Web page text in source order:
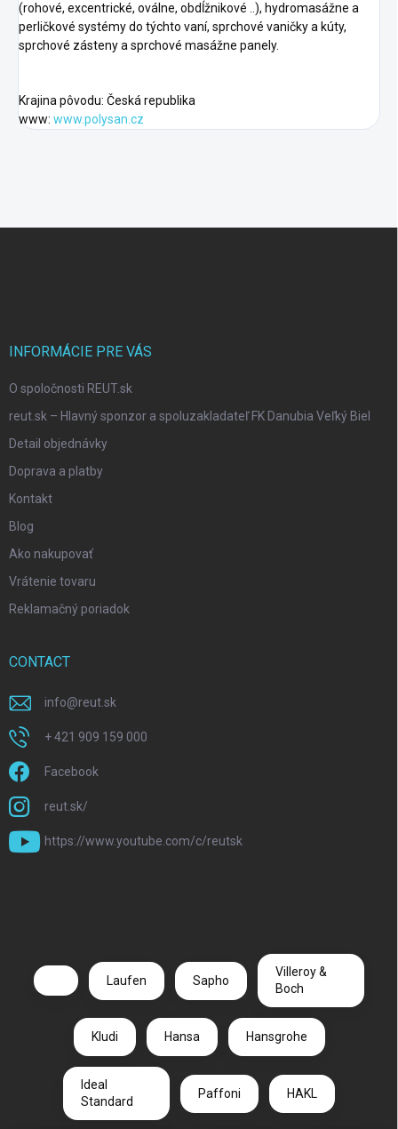
(rohové, excentrické, oválne, obdĺžnikové ..), hydromasážne a
perličkové systémy do týchto vaní, sprchové vaničky a kúty,
sprchové zásteny a sprchové masážne panely.
Krajina pôvodu: Česká republika
www: www.polysan.cz
INFORMÁCIE PRE VÁS
O spoločnosti REUT.sk
reut.sk – Hlavný sponzor a spoluzakladateľ FK Danubia Veľký Biel
Detail objednávky
Doprava a platby
Kontakt
Blog
Ako nakupovať
Vrátenie tovaru
Reklamačný poriadok
CONTACT
info@reut.sk
+ 421 909 159 000
Facebook
reut.sk/
https://www.youtube.com/c/reutsk
Laufen Sapho
Villeroy &
Boch
Kludi Hansa Hansgrohe
Ideal
Standard
Paffoni HAKL